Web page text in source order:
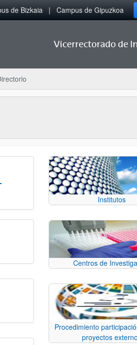
de Bizkaia Campus de Gipuzkoa
Vicerrectorado de
Institutos
Centros de
Procedimiento
proyectos